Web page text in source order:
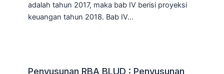
adalah tahun 2017, maka bab IV berisi proyeksi
keuangan tahun 2018. Bab IV…
Penyusunan RBA BLUD : Penyusunan